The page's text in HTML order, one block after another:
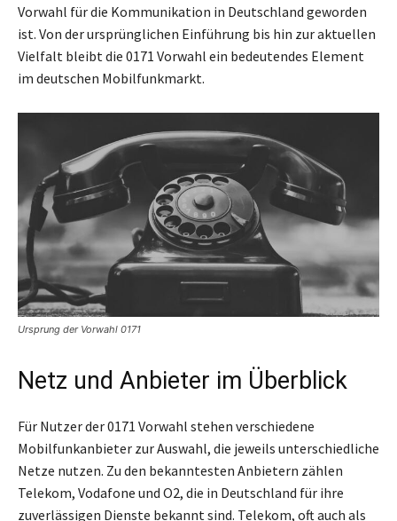
Vorwahl für die Kommunikation in Deutschland geworden
ist. Von der ursprünglichen Einführung bis hin zur aktuellen
Vielfalt bleibt die 0171 Vorwahl ein bedeutendes Element
im deutschen Mobilfunkmarkt.
Ursprung der Vorwahl 0171
Netz und Anbieter im Überblick
Für Nutzer der 0171 Vorwahl stehen verschiedene
Mobilfunkanbieter zur Auswahl, die jeweils unterschiedliche
Netze nutzen. Zu den bekanntesten Anbietern zählen
Telekom, Vodafone und O2, die in Deutschland für ihre
zuverlässigen Dienste bekannt sind. Telekom, oft auch als